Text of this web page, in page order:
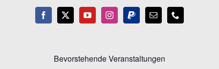
Bevorstehende Veranstaltungen